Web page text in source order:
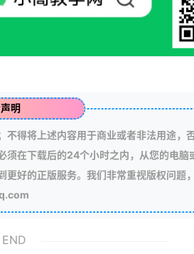
明
得将上述内容用于商业或者非法用途，
在下载后的24个小时之内，从您的电脑
好的正版服务。我们非常重视版权问题